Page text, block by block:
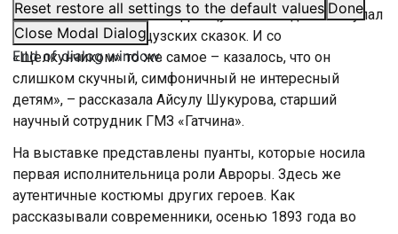
Reset restore all settings to the default values Done
Close Modal Dialog
End of dialog window.
композитор сравнится с французским. Ведь он вступал
на территории французских сказок. И со
«Щелкунчиком» то же самое – казалось, что он
слишком скучный, симфоничный не интересный
детям», – рассказала Айсулу Шукурова, старший
научный сотрудник ГМЗ «Гатчина».
На выставке представлены пуанты, которые носила
первая исполнительница роли Авроры. Здесь же
аутентичные костюмы других героев. Как
рассказывали современники, осенью 1893 года во